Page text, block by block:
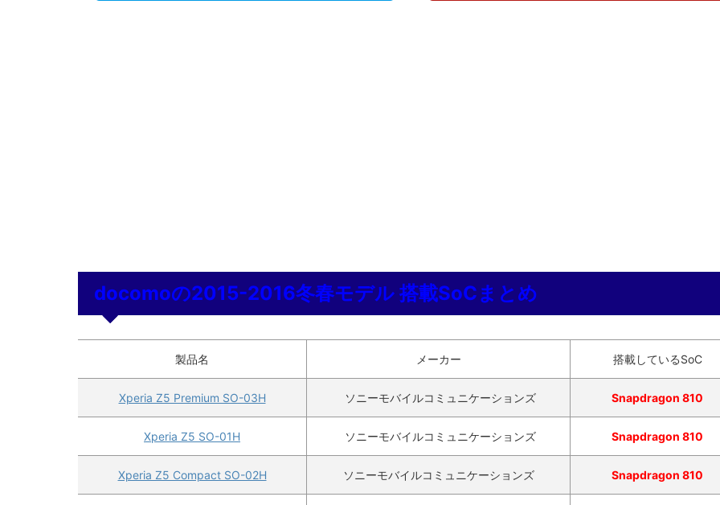
docomoの2015-2016冬春モデル 搭載SoCまとめ
製品名 メーカー 搭載しているSoC
Xperia Z5 Premium SO-03H ソニーモバイルコミュニケーションズ Snapdragon 810
Xperia Z5 SO-01H ソニーモバイルコミュニケーションズ Snapdragon 810
Xperia Z5 Compact SO-02H ソニーモバイルコミュニケーションズ Snapdragon 810